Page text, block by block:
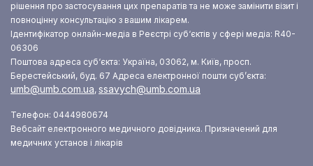
рішення про застосування цих препаратів та не може замінити візит і
повноцінну консультацію з вашим лікарем.
Ідентифікатор онлайн-медіа в Реєстрі суб‘єктів у сфері медіа: R40-
06306
Поштова адреса суб‘єкта: Україна, 03062, м. Київ, просп.
Берестейський, буд. 67 Адреса електронної пошти суб’єкта:
umb@umb.com.ua, ssavych@umb.com.ua
Телефон: 0444980674
Вебсайт електронного медичного довідника. Призначений для
медичних установ і лікарів